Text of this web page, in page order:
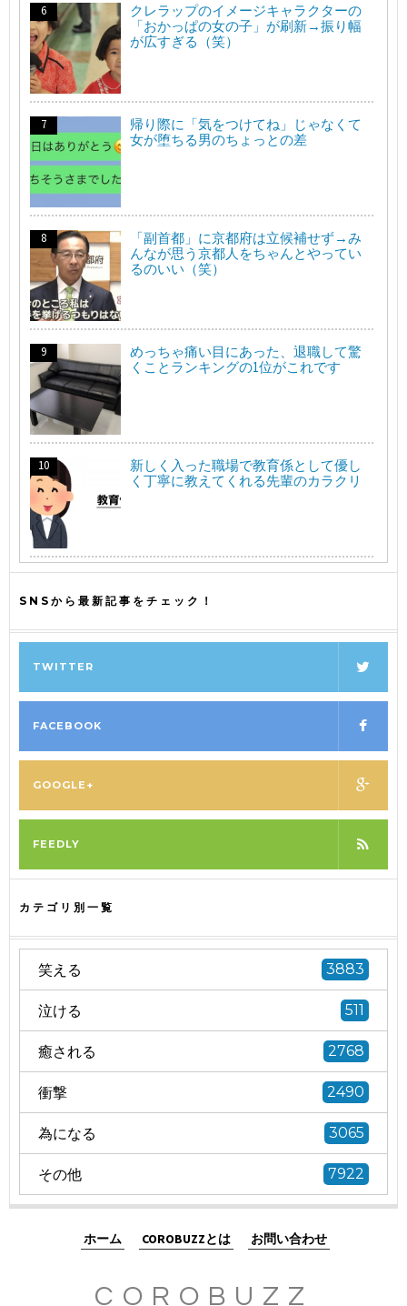
クレラップのイメージキャラクターの
「おかっぱの女の子」が刷新→振り幅
が広すぎる（笑）
帰り際に「気をつけてね」じゃなくて
女が堕ちる男のちょっとの差
「副首都」に京都府は立候補せず→み
んなが思う京都人をちゃんとやってい
るのいい（笑）
めっちゃ痛い目にあった、退職して驚
くことランキングの1位がこれです
新しく入った職場で教育係として優し
く丁寧に教えてくれる先輩のカラクリ
SNSから最新記事をチェック！
TWITTER
FACEBOOK
GOOGLE+
FEEDLY
カテゴリ別一覧
笑える 3883
泣ける 511
癒される 2768
衝撃 2490
為になる 3065
その他 7922
ホーム COROBUZZとは お問い合わせ
COROBUZZ